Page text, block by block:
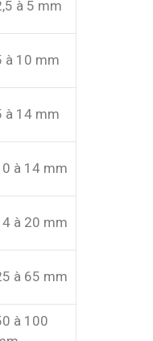
à 5 mm
à 10 mm
à 14 mm
à 14 mm
à 20 mm
à 65 mm
à 100